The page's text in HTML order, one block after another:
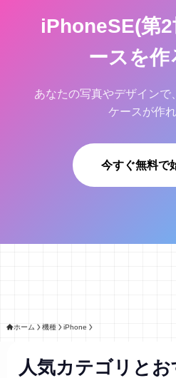
iPhoneSE(第
ースを作
あなたの写真やデザインで
ケースが作れ
今すぐ無料で
ホーム 機種 iPhone
人気カテゴリと